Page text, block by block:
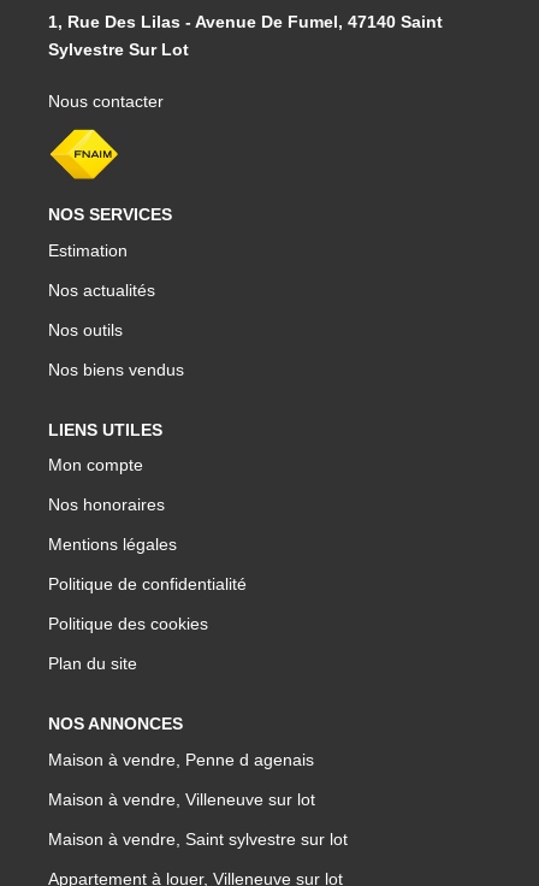
1, Rue Des Lilas - Avenue De Fumel, 47140 Saint
Sylvestre Sur Lot
Nous contacter
NOS SERVICES
Estimation
Nos actualités
Nos outils
Nos biens vendus
LIENS UTILES
Mon compte
Nos honoraires
Mentions légales
Politique de confidentialité
Politique des cookies
Plan du site
NOS ANNONCES
Maison à vendre, Penne d agenais
Maison à vendre, Villeneuve sur lot
Maison à vendre, Saint sylvestre sur lot
Appartement à louer, Villeneuve sur lot